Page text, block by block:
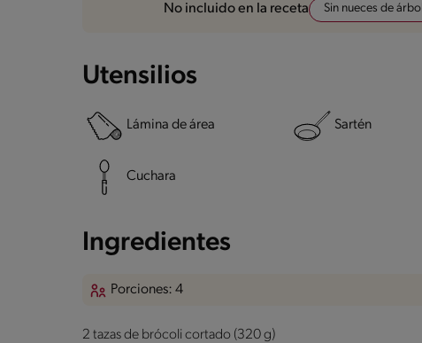
No incluido en la receta Sin nueces de árbol
Utensilios
Lámina de área Sartén
Cuchara
Ingredientes
Porciones: 4
2 tazas de brócoli cortado (320 g)